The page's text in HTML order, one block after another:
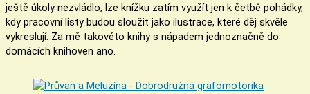
ještě úkoly nezvládlo, lze knížku zatím využít jen k četbě pohádky,
kdy pracovní listy budou sloužit jako ilustrace, které děj skvěle
vykreslují. Za mě takovéto knihy s nápadem jednoznačně do
domácích knihoven ano.